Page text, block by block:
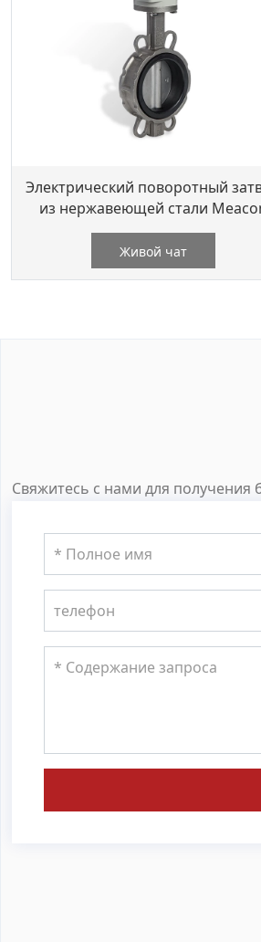
Электрический поворотный
из нержавеющей стали
Живой чат
Свяжитесь с нами для